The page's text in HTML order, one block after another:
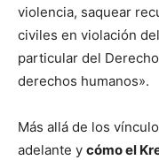
violencia, saquear
civiles en violación
particular del
derechos humanos».
Más allá de los
adelante y cómo el